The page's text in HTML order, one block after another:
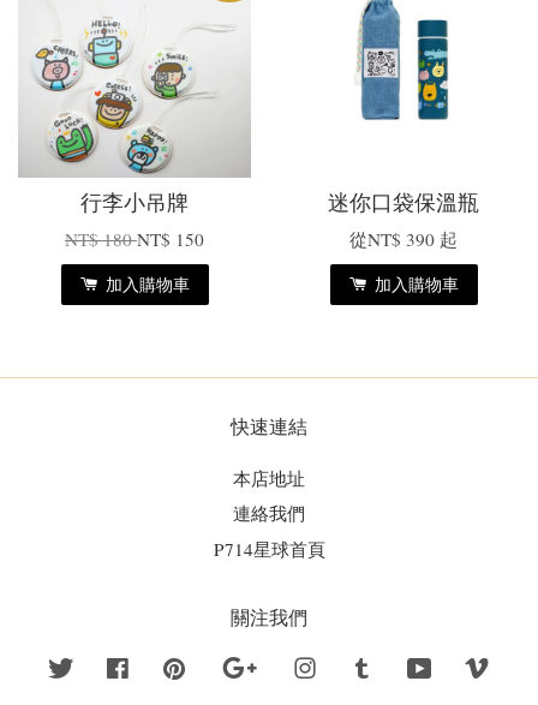
行李小吊牌
NT$ 180NT$ 150
加入購物車
迷你口袋保溫瓶
從NT$ 390 起
加入購物車
快速連結
本店地址
連絡我們
P714星球首頁
關注我們
Twitter Facebook Pinterest Google Instagram Tumblr YouTube